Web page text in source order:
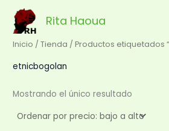
contenido
Rita Haoua
Inicio /Tienda / Productos etiquetados
etnicbogolan
Mostrando el único resultado